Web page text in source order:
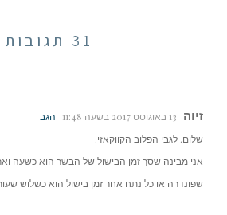
31 תגובות
זיוה 13 באוגוסט 2017 בשעה 11:48
הגב
שלום. לגבי הפלוב הקווקאזי.
אני מבינה שסך זמן הבישול של הבשר הוא כשעה
שפונדרה או כל נתח אחר זמן בישול הוא כשלוש